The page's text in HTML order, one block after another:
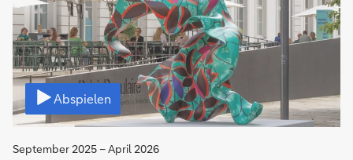
Abspielen
Video
September 2025 – April 2026